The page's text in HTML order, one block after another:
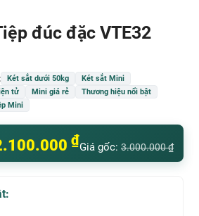
đúc đặc VTE32
Két sắt dưới 50kg
Két sắt Mini
tử Mini giá rẻ
Thương hiệu nổi bật
Mini
₫Giá gốc: 3.000.000₫